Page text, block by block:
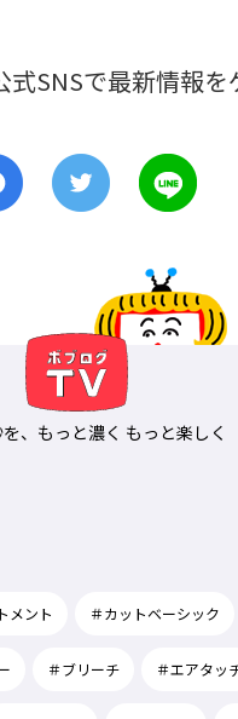
式SNSで最新情報を
、もっと濃く もっと楽しく
メント ＃カットベーシック
＃ブリーチ ＃エアタッ